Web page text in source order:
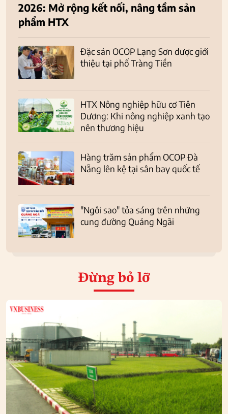
2026: Mở rộng kết nối, nâng tầm sản
phẩm HTX
Đặc sản OCOP Lạng Sơn được giới
thiệu tại phố Tràng Tiền
HTX Nông nghiệp hữu cơ Tiên
Dương: Khi nông nghiệp xanh tạo
nên thương hiệu
Hàng trăm sản phẩm OCOP Đà
Nẵng lên kệ tại sân bay quốc tế
"Ngôi sao" tỏa sáng trên những
cung đường Quảng Ngãi
Đừng bỏ lỡ